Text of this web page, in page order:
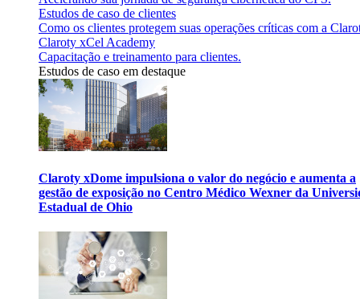
Estudos de caso de clientes
Como os clientes protegem suas operações críticas com a
Claroty xCel Academy
Capacitação e treinamento para clientes.
Estudos de caso em destaque
Claroty xDome impulsiona o valor do negócio e aumenta a
gestão de exposição no Centro Médico Wexner da
Estadual de Ohio